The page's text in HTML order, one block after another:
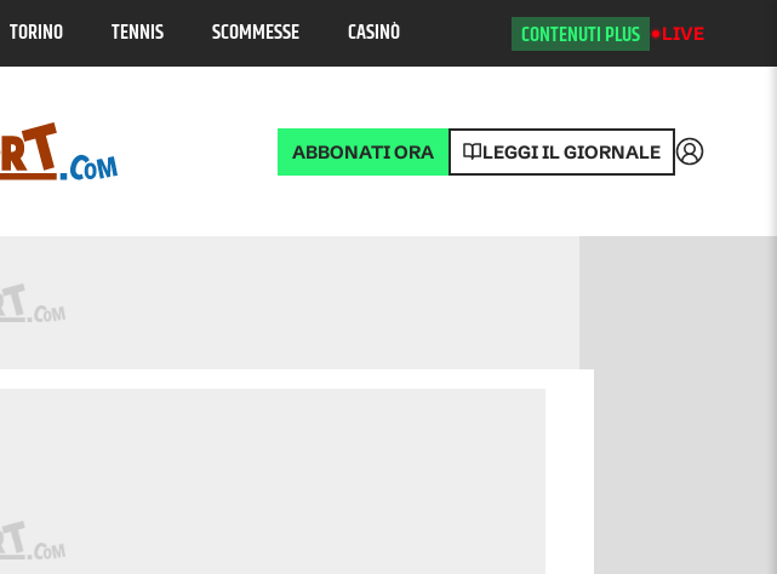
TORINO TENNIS SCOMMESSE CASINÒ CONTENUTI PLUS LIVE
ABBONATI ORA LEGGI IL GIORNALE Accedi